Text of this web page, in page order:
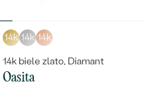
14k 14k 14k
14k biele zlato, Diamant
Oasita